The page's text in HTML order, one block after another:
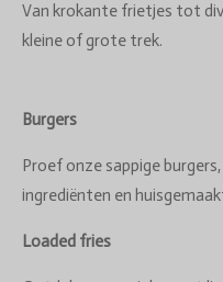
Van krokante frietjes tot
kleine of grote trek.
Burgers
Proef onze sappige
ingrediënten en
Loaded fries